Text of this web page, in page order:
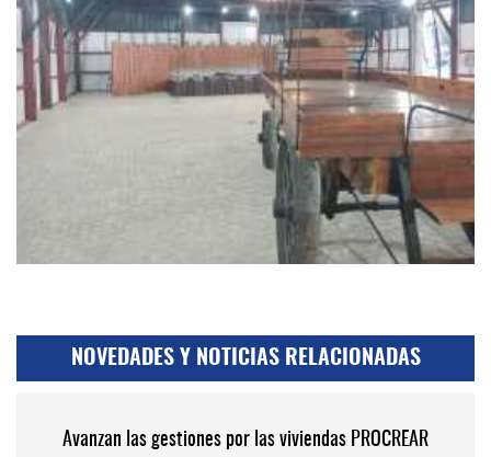
NOVEDADES Y NOTICIAS RELACIONADAS
Avanzan las gestiones por las viviendas PROCREAR